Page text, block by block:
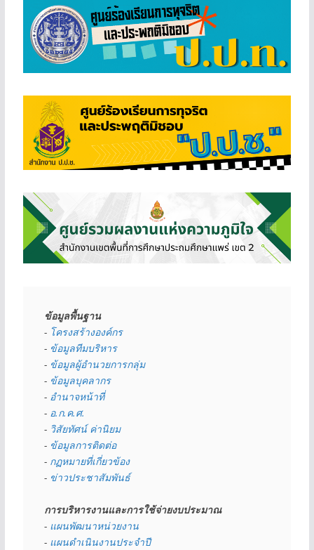
ข้อมูลพื้นฐาน
- โครงสร้างองค์กร
- ข้อมูลทีมบริหาร
- ข้อมูลผู้อำนวยการกลุ่ม
- ข้อมูลบุคลากร
- อำนาจหน้าที่
- อ.ก.ค.ศ.
- วิสัยทัศน์ ค่านิยม
- ข้อมูลการติดต่อ
- กฏหมายที่เกี่ยวข้อง
- ข่าวประชาสัมพันธ์
การบริหารงานและการใช้จ่ายงบประมาณ
- แผนพัฒนาหน่วยงาน
- แผนดำเนินงานประจำปี